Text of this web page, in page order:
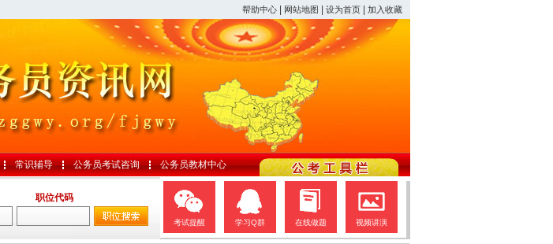
帮助中心 网站地图 设为首页 加入收藏
常识辅导 公务员考试咨询 公务员教材中心
职位代码
考试提醒 学习Q群 在线做题 视频讲演